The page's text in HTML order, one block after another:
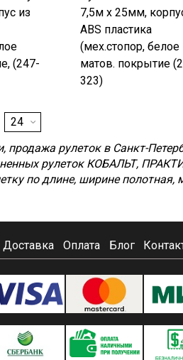
из
(247-
7,5м x 25мм,
ABS пластика
(мех.стопор, белое
матов. покрытие
323)
продажа рулеток в Санкт-
рулеток КОБАЛЬТ,
по длине, ширине
Доставка Оплата Блог